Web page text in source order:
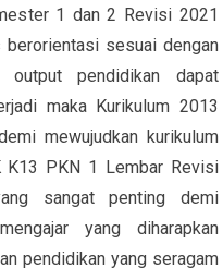
1 dan 2 Revisi 2021
berorientasi sesuai dengan
pendidikan dapat
maka Kurikulum 2013
mewujudkan kurikulum
K13 PKN 1 Lembar Revisi
sangat penting demi
yang diharapkan
pendidikan yang seragam